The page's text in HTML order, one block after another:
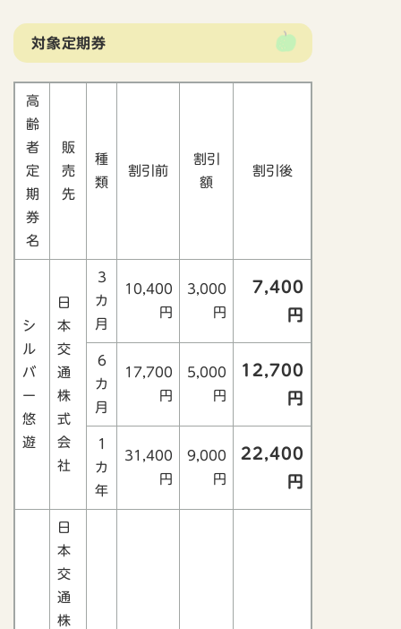
対象定期券
高
齢
者
定
期
券
名
販
売
先
種
類
割引前
割引
額
割引後
シ
ル
バ
ー
悠
遊
日
本
交
通
株
式
会
社
3
カ
月
10,400
円
3,000
円
7,400
円
6
カ
月
17,700
円
5,000
円
12,700
円
1
カ
年
31,400
円
9,000
円
22,400
円
日
本
交
通
株